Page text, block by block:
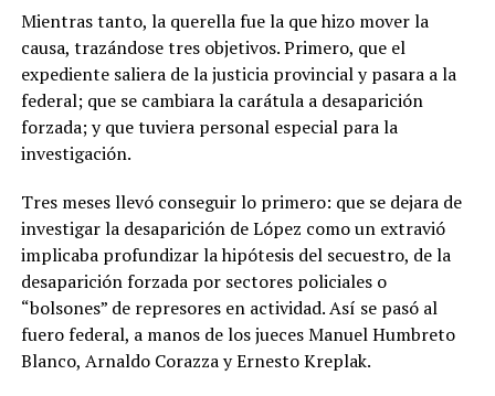
Mientras tanto, la querella fue la que hizo mover la
causa, trazándose tres objetivos. Primero, que el
expediente saliera de la justicia provincial y pasara a la
federal; que se cambiara la carátula a desaparición
forzada; y que tuviera personal especial para la
investigación.
Tres meses llevó conseguir lo primero: que se dejara de
investigar la desaparición de López como un extravió
implicaba profundizar la hipótesis del secuestro, de la
desaparición forzada por sectores policiales o
“bolsones” de represores en actividad. Así se pasó al
fuero federal, a manos de los jueces Manuel Humbreto
Blanco, Arnaldo Corazza y Ernesto Kreplak.